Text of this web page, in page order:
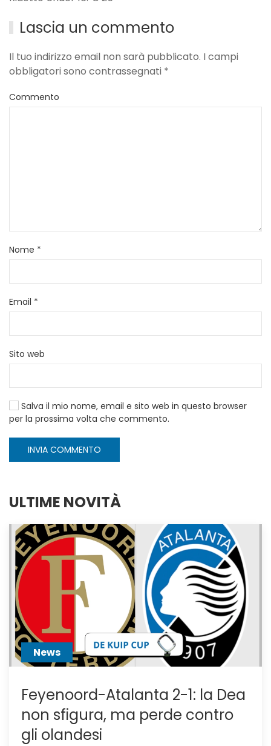
Lascia un commento
Il tuo indirizzo email non sarà pubblicato. I campi
obbligatori sono contrassegnati *
Commento
Nome *
Email *
Sito web
Salva il mio nome, email e sito web in questo browser
per la prossima volta che commento.
INVIA COMMENTO
ULTIME NOVITÀ
News
Feyenoord-Atalanta 2-1: la Dea
non sfigura, ma perde contro
gli olandesi